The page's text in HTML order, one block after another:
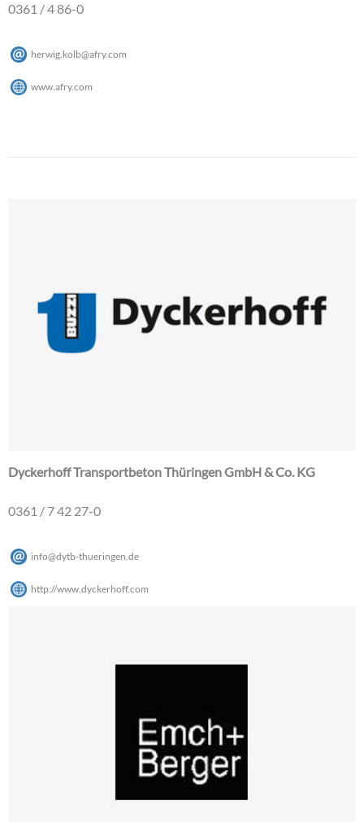
0361 / 4 86-0
herwig.kolb@afry.com
www.afry.com
Dyckerhoff Transportbeton Thüringen GmbH & Co. KG
0361 / 7 42 27-0
info@dytb-thueringen de
http://www.dyckerhoff.com